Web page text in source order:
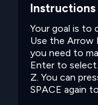
Instructions
Your goal is to
Use the Arrow
you need to
Enter to
Z. You can
SPACE again